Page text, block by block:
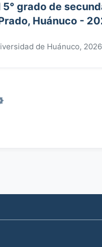
grado de
Huánuco -
de Huánuco, 2026